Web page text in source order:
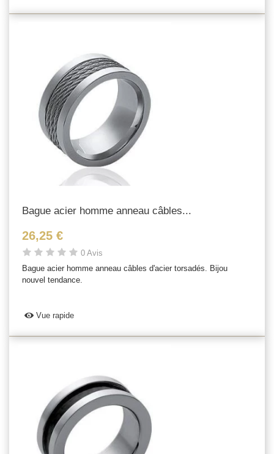
Bague acier homme anneau câbles...
26,25 €
0 Avis
Bague acier homme anneau câbles d'acier torsadés. Bijou
nouvel tendance.
Vue rapide